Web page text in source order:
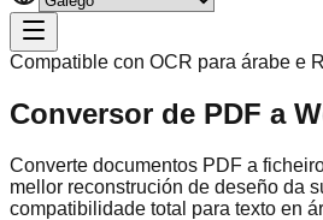
Compatible con OCR para árabe e
Conversor de PDF a
Converte documentos PDF a
mellor reconstrución de deseño da
compatibilidade total para texto en